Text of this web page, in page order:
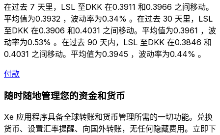
在过去 7 天里，LSL 至DKK 在0.3911 和0.3966 之间移动。
平均值为0.3932 ，波动率为0.34% 。在过去 30 天里，LSL
至DKK 在0.3906 和0.4031 之间移动。平均值为0.3961 ，波
动率为0.53% 。在过去 90 天内，LSL 至DKK 在0.3846 和
0.4031 之间移动。平均值为0.3945 ，波动率为0.44% 。
付款
随时随地管理您的资金和货币
Xe 应用程序具备全球转账和货币管理所需的一切功能。兑换
货币、设置汇率提醒、向国外转账，无任何隐藏费用。立即下